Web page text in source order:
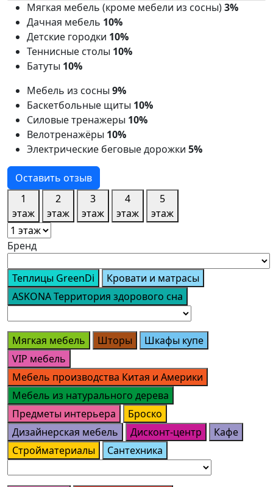
Мягкая мебель (кроме мебели из сосны)3%
Дачная мебель 10%
Детские городки 10%
Теннисные столы 10%
Батуты 10%
Мебель из сосны 9%
Баскетбольные щиты 10%
Силовые тренажеры 10%
Велотренажёры 10%
Электрические беговые дорожки 5%
Оставить отзыв
1
этаж
2
этаж
3
этаж
4
этаж
5
этаж
Бренд
Теплицы GreenDi
Кровати и матрасы
ASKONA Территория здорового сна
Мягкая мебель Шторы
Шкафы купе
VIP мебель
Мебель производства Китая и Америки
Мебель из натурального дерева
Предметы интерьера
Броско
Дизайнерская мебель
Дисконт-центр
Кафе
Стройматериалы
Сантехника